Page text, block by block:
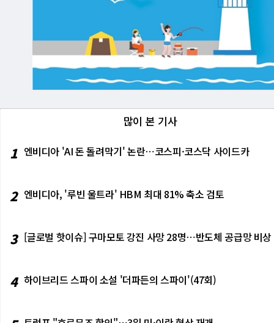
많이 본 기사
1 엔비디아 'AI 돈 돌려막기' 논란⋯코스피·코스닥 사이드카
2 엔비디아, '루빈 울트라' HBM 최대 81% 축소 검토
3 [글로벌 핫이슈] 구마모토 강진 사망 28명⋯반도체 공급망 비상
4 하이브리드 스파이 소설 '더파든의 스파이'(47회)